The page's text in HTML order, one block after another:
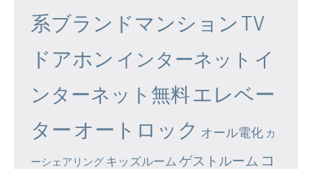
系ブランドマンション TV
ドアホン インターネット イ
ンターネット無料エレベー
ター オートロック オール電化 カ
ーシェアリング キッズルーム ゲストルーム コ